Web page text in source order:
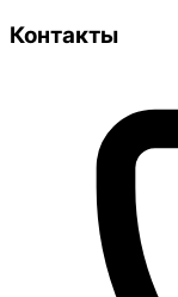
Контакты